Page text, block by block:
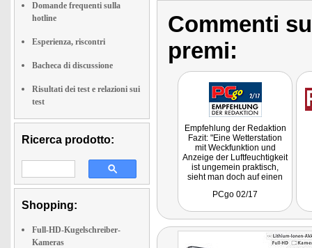
Domande frequenti sulla
hotline
Esperienza, riscontri
Bacheca di discussione
Risultati dei test e relazioni sui
test
Ricerca prodotto:
Shopping:
Full-HD-Kugelschreiber-
Kameras
Commenti
premi:
Empfehlung der Redaktion
Fazit: "Eine Wetterstation
mit Weckfunktion und
Anzeige der Luftfeuchtigkeit
ist ungemein praktisch,
sieht man doch auf einen
ist und ob im Raum das
jeden Raum, der überwacht
PCgo 02/17